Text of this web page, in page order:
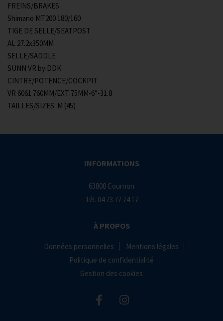
FREINS/BRAKES
Shimano MT200 180/160
TIGE DE SELLE/SEATPOST
AL 27.2x350MM
SELLE/SADDLE
SUNN VR by DDK
CINTRE/POTENCE/COCKPIT
VR 6061 760MM/EXT:75MM-6°-31.8
TAILLES/SIZES M (45)
INFORMATIONS
63800 Cournon
Tél. 04 73 77 74 17
À PROPOS
Données personnelles
Mentions légales
Politique de confidentialité
Gestion des cookies